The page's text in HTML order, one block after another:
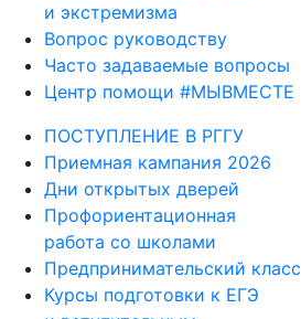
и экстремизма
Вопрос руководству
Часто задаваемые вопросы
Центр помощи #МЫВМЕСТЕ
ПОСТУПЛЕНИЕ В РГГУ
Приемная кампания 2026
Дни открытых дверей
Профориентационная
работа со школами
Предпринимательский класс
Курсы подготовки к ЕГЭ